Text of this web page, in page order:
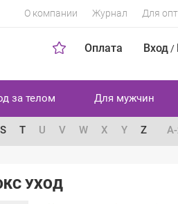
О компании Журнал Для
Оплата Вход /
за телом Для мужчин
S T U V W X Y Z
УХОД